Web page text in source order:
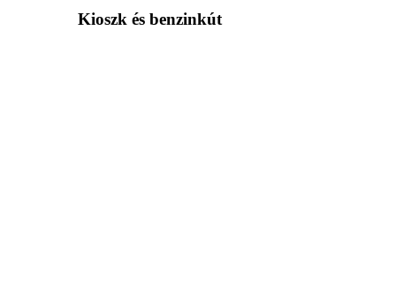
Kioszk és benzinkút